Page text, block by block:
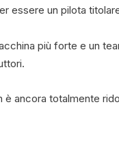
essere un pilota
più forte e un
è ancora totalmente